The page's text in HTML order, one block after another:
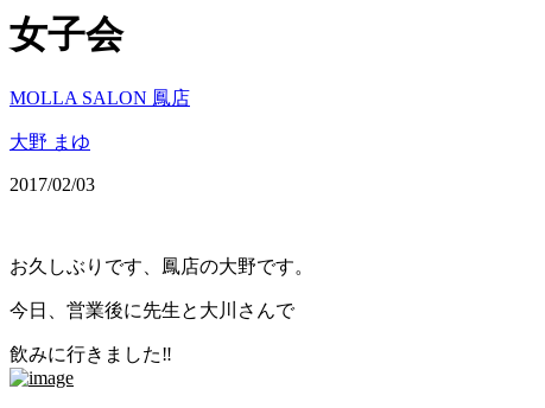
女子会
MOLLA SALON 鳳店
大野 まゆ
2017/02/03
お久しぶりです、鳳店の大野です。
今日、営業後に先生と大川さんで
飲みに行きました‼︎